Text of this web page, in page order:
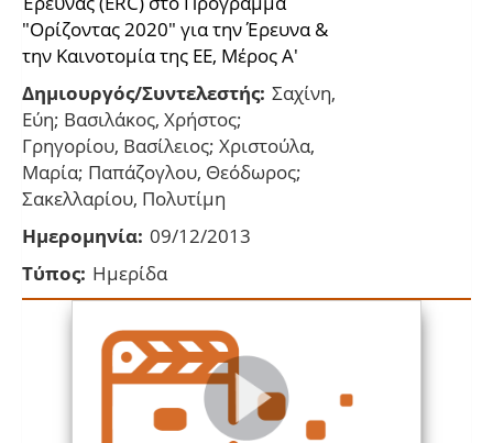
"Oρίζοντας 2020" για την Έρευνα &
την Καινοτομία της ΕΕ, Μέρος Α'
Δημιουργός/Συντελεστής: Σαχίνη,
Εύη; Βασιλάκος, Χρήστος;
Γρηγορίου, Βασίλειος; Χριστούλα,
Μαρία; Παπάζογλου, Θεόδωρος;
Σακελλαρίου, Πολυτίμη
Ημερομηνία: 09/12/2013
Τύπος: Ημερίδα